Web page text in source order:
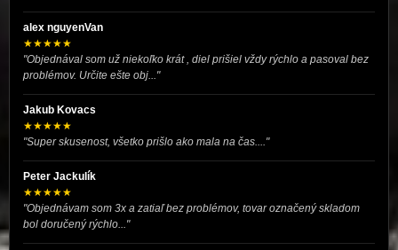
alex nguyenVan
★★★★★
"Objednával som už niekoľko krát , diel prišiel vždy rýchlo a pasoval bez
problémov. Určite ešte obj..."
Jakub Kovacs
★★★★★
"Super skusenost, všetko prišlo ako mala na čas...."
Peter Jackulík
★★★★★
"Objednávam som 3x a zatiaľ bez problémov, tovar označený skladom
bol doručený rýchlo..."